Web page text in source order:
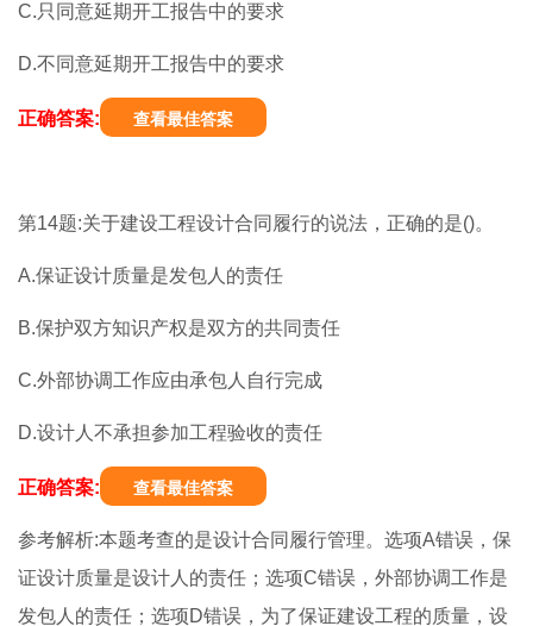
C.只同意延期开工报告中的要求
D.不同意延期开工报告中的要求
正确答案: 查看最佳答案
第14题:关于建设工程设计合同履行的说法，正确的是()。
A.保证设计质量是发包人的责任
B.保护双方知识产权是双方的共同责任
C.外部协调工作应由承包人自行完成
D.设计人不承担参加工程验收的责任
正确答案: 查看最佳答案
参考解析:本题考查的是设计合同履行管理。选项A错误，保
证设计质量是设计人的责任；选项C错误，外部协调工作是
发包人的责任；选项D错误，为了保证建设工程的质量，设